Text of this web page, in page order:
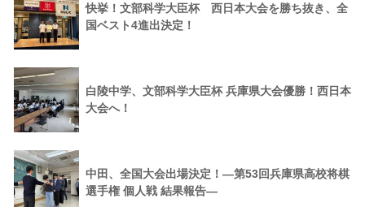
快挙！文部科学大臣杯 西日本大会を勝ち抜き、全
国ベスト4進出決定！
白陵中学、文部科学大臣杯 兵庫県大会優勝！西日本
大会へ！
中田、全国大会出場決定！―第53回兵庫県高校将棋
選手権 個人戦 結果報告―